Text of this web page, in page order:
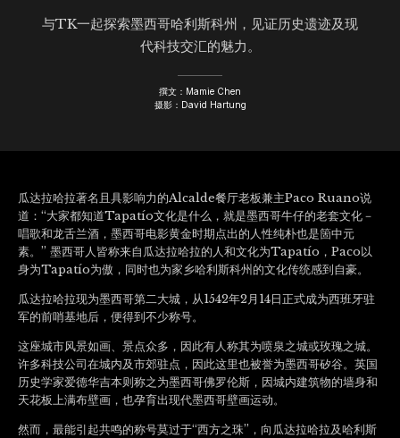
与TK一起探索墨西哥哈利斯科州，见证历史遗迹及现
代科技交汇的魅力。
撰文：Mamie Chen
摄影：David Hartung
瓜达拉哈拉著名且具影响力的Alcalde餐厅老板兼主Paco Ruano说
道：“大家都知道Tapatío文化是什么，就是墨西哥牛仔的老套文化－
唱歌和龙舌兰酒，墨西哥电影黄金时期点出的人性纯朴也是箇中元
素。” 墨西哥人皆称来自瓜达拉哈拉的人和文化为Tapatío，Paco以
身为Tapatío为傲，同时也为家乡哈利斯科州的文化传统感到自豪。
瓜达拉哈拉现为墨西哥第二大城，从1542年2月14日正式成为西班牙驻
军的前哨基地后，便得到不少称号。
这座城市风景如画、景点众多，因此有人称其为喷泉之城或玫瑰之城。
许多科技公司在城内及市郊驻点，因此这里也被誉为墨西哥矽谷。英国
历史学家爱德华吉本则称之为墨西哥佛罗伦斯，因城内建筑物的墙身和
天花板上满布壁画，也孕育出现代墨西哥壁画运动。
然而，最能引起共鸣的称号莫过于“西方之珠”，向瓜达拉哈拉及哈利斯